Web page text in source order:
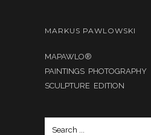
MARKUS PAWLOWSKI
MAPAWLO®
PAINTINGS PHOTOGRAPHY
SCULPTURE EDITION